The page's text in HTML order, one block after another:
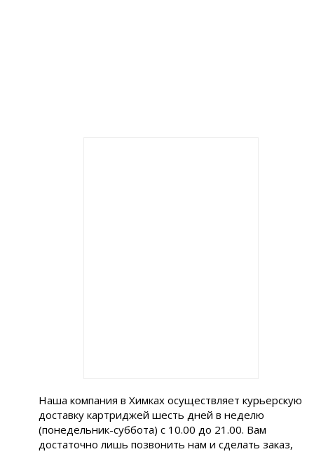
Наша компания в Химках осуществляет курьерскую
доставку картриджей шесть дней в неделю
(понедельник-суббота) с 10.00 до 21.00. Вам
достаточно лишь позвонить нам и сделать заказ,